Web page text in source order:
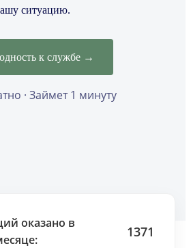
ситуацию.
к службе →
· Займет 1 минуту
оказано в
1371